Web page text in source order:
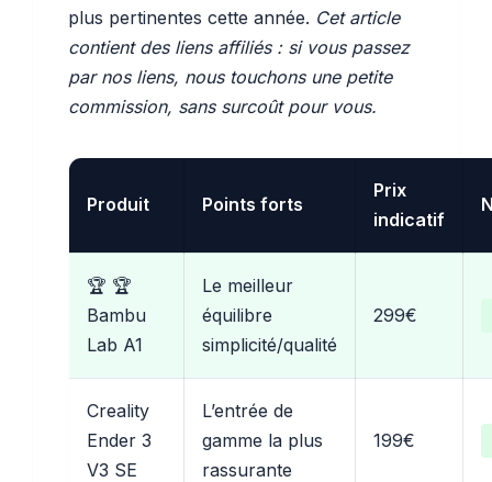
plus pertinentes cette année. Cet article
contient des liens affiliés : si vous passez
par nos liens, nous touchons une petite
commission, sans surcoût pour vous.
Produit Points forts
Prix
indicatif
🏆
Bambu
Lab A1
Le meilleur
équilibre
simplicité/qualité
299€
Creality
Ender 3
V3 SE
L’entrée de
gamme la plus
rassurante
199€